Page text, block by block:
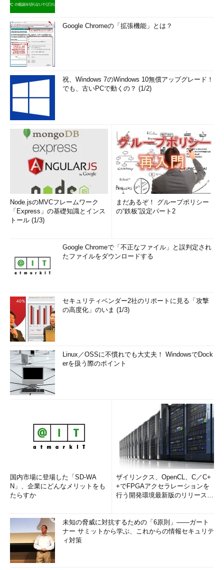
Google Chromeの「拡張機能」とは？
祝、Windows 7のWindows 10無償アップグレード！
でも、古いPCで動くの？ (1/2)
Node.jsのMVCフレームワーク
「Express」の基礎知識とインス
トール (1/3)
まだあるぞ！ グループポリシー
の“鉄板”設定パート2
Google Chromeで「不正なファイル」と誤判定され
たファイルをダウンロードする
セキュリティベンダー2社のリポートに見る「攻撃
の高度化」のいま (1/3)
Linux／OSSに不慣れでも大丈夫！ WindowsでDock
erを扱う際のポイント
国内市場に登場した「SD-WA
N」、企業にどんなメリットをも
たらすか
ザイリンクス、OpenCL、C／C+
+でFPGAアクセラレーションを
行う開発環境最新版のリリースを
未知の脅威に対抗するための「6原則」――ガート
ナー サミットから学ぶ、これからの情報セキュリテ
ィ対策